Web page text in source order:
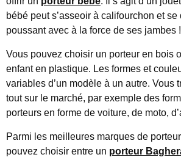
bébé peut s’asseoir à califourchon et
poussant avec à la force de ses jambes !
Vous pouvez choisir un porteur en bois
enfant en plastique. Les formes et
variables d’un modèle à un autre. Vous
tout sur le marché, par exemple des
porteurs en forme de voiture, de moto,
Parmi les meilleures marques de
pouvez choisir entre un porteur